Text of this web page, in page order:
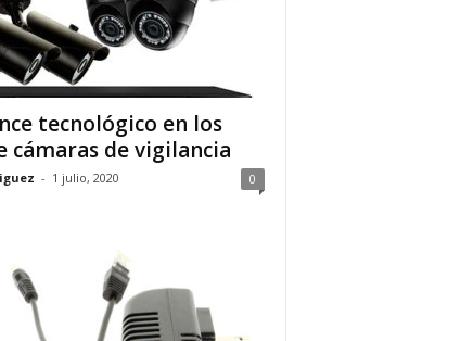
tecnológico en los
cámaras de vigilancia
- 1 julio, 2020 0